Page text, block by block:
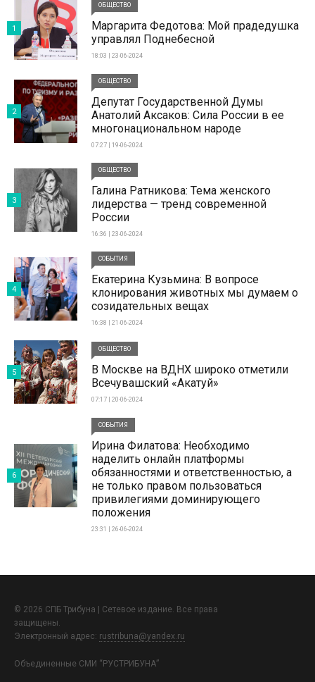
ОБЩЕСТВО
Маргарита Федотова: Мой прадедушка
управлял Поднебесной
18:03 | 23-06-2024
1
ОБЩЕСТВО
Депутат Государственной Думы
Анатолий Аксаков: Сила России в ее
многонациональном народе
07:27 | 19-06-2024
2
ОБЩЕСТВО
Галина Ратникова: Тема женского
лидерства — тренд современной
России
16:36 | 23-06-2024
3
СОБЫТИЯ
Екатерина Кузьмина: В вопросе
клонирования животных мы думаем о
созидательных вещах
16:38 | 21-06-2024
4
ОБЩЕСТВО
В Москве на ВДНХ широко отметили
Всечувашский «Акатуй»
07:17 | 20-06-2024
5
СОБЫТИЯ
Ирина Филатова: Необходимо
наделить онлайн платформы
обязанностями и ответственностью, а
не только правом пользоваться
привилегиями доминирующего
положения
23:31 | 26-06-2024
6
© 2026 СПБ Трибуна | Сетевое издание. Все права
защищены.
Электронный адрес: rustribuna@yandex.ru
Объединенные СМИ “РУСТРИБУНА”